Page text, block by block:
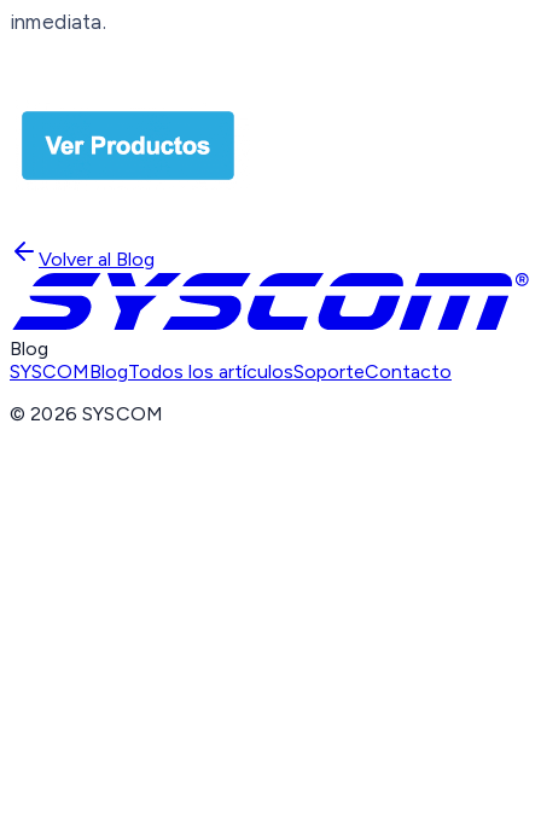
inmediata.
Volver al Blog
Blog
SYSCOMBlogTodos los artículosSoporteContacto
©2026 SYSCOM